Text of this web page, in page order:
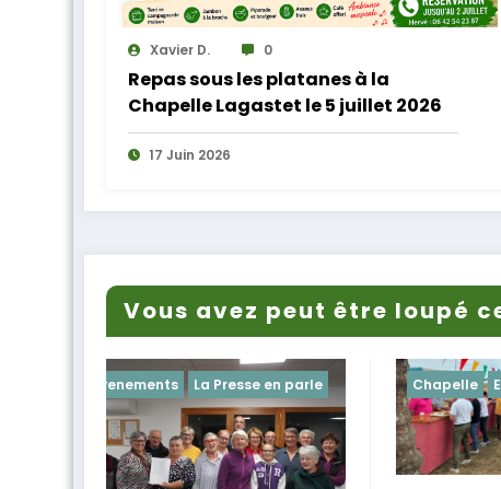
Xavier D. 0
Repas sous les platanes à la
Chapelle Lagastet le 5 juillet 2026
17 Juin 2026
Vous avez peut être loupé
Chapelle Evenements